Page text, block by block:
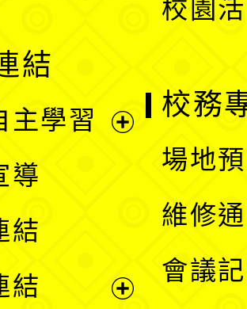
校園
結
主學習
單
導
結
結
校務
場地
維修
會議